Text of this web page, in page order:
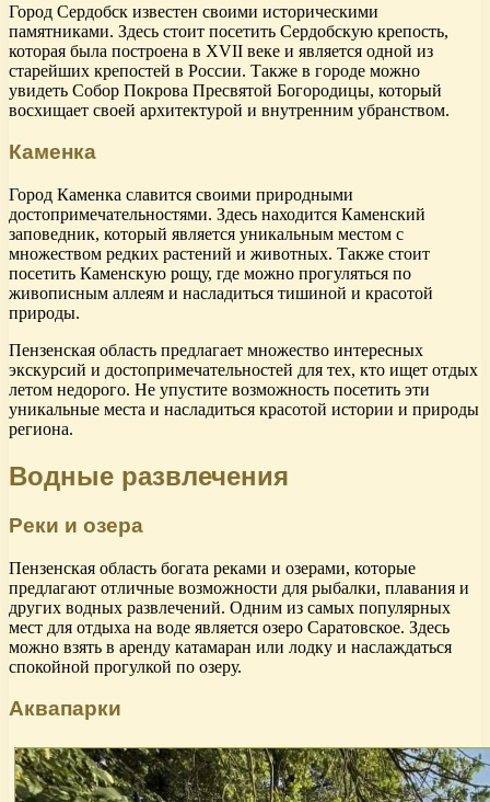
Город Сердобск известен своими историческими
памятниками. Здесь стоит посетить Сердобскую крепость,
которая была построена в XVII веке и является одной из
старейших крепостей в России. Также в городе можно
увидеть Собор Покрова Пресвятой Богородицы, который
восхищает своей архитектурой и внутренним убранством.
Каменка
Город Каменка славится своими природными
достопримечательностями. Здесь находится Каменский
заповедник, который является уникальным местом с
множеством редких растений и животных. Также стоит
посетить Каменскую рощу, где можно прогуляться по
живописным аллеям и насладиться тишиной и красотой
природы.
Пензенская область предлагает множество интересных
экскурсий и достопримечательностей для тех, кто ищет отдых
летом недорого. Не упустите возможность посетить эти
уникальные места и насладиться красотой истории и природы
региона.
Водные развлечения
Реки и озера
Пензенская область богата реками и озерами, которые
предлагают отличные возможности для рыбалки, плавания и
других водных развлечений. Одним из самых популярных
мест для отдыха на воде является озеро Саратовское. Здесь
можно взять в аренду катамаран или лодку и наслаждаться
спокойной прогулкой по озеру.
Аквапарки